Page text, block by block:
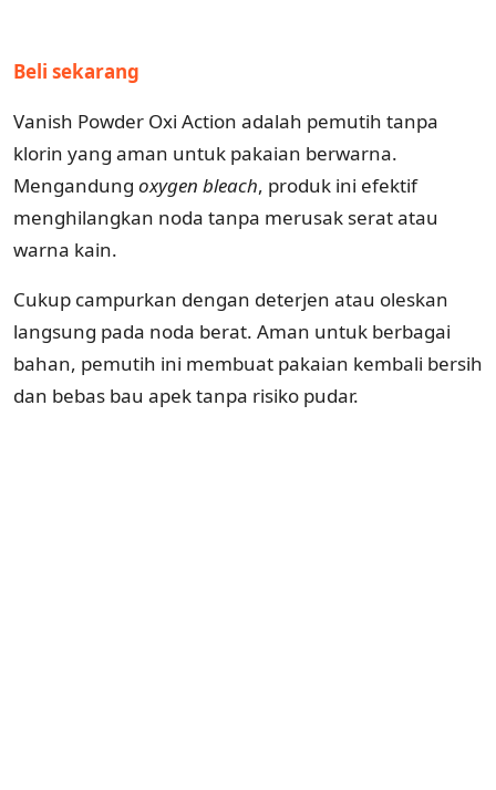
Beli sekarang
Vanish Powder Oxi Action adalah pemutih tanpa
klorin yang aman untuk pakaian berwarna.
Mengandung oxygen bleach, produk ini efektif
menghilangkan noda tanpa merusak serat atau
warna kain.
Cukup campurkan dengan deterjen atau oleskan
langsung pada noda berat. Aman untuk berbagai
bahan, pemutih ini membuat pakaian kembali bersih
dan bebas bau apek tanpa risiko pudar.